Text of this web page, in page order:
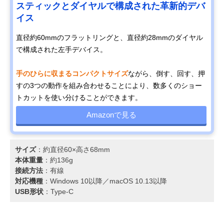
スティックとダイヤルで構成された革新的デバ
イス
直径約60mmのフラットリングと、直径約28mmのダイヤル
で構成された左手デバイス。
手のひらに収まるコンパクトサイズながら、倒す、回す、押
すの3つの動作を組み合わせることにより、数多くのショー
トカットを使い分けることができます。
Amazonで見る
サイズ：約直径60×高さ68mm
本体重量 ：約136g
接続方法 ：有線
対応機種 ：Windows 10以降／macOS 10.13以降
USB形状 ：Type-C